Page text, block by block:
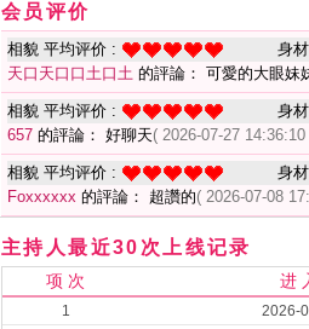
会员评价
相貌 平均评价 : 身
天口天口口土口土 的評論： 可愛的大眼妹
相貌 平均评价 : 身
657 的評論： 好聊天( 2026-07-27 14:36:10
相貌 平均评价 : 身
Foxxxxxx 的評論： 超讚的( 2026-07-08
主持人最近30次上线记录
项 次 进
1 2026-